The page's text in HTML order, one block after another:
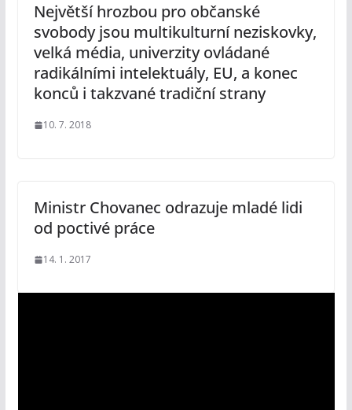
Největší hrozbou pro občanské
svobody jsou multikulturní neziskovky,
velká média, univerzity ovládané
radikálními intelektuály, EU, a konec
konců i takzvané tradiční strany
10. 7. 2018
Ministr Chovanec odrazuje mladé lidi
od poctivé práce
14. 1. 2017